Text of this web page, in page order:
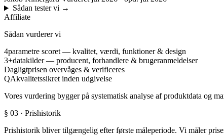
Sådan tester vi →
Affiliate
Sådan vurderer vi
4parametre scoret — kvalitet, værdi, funktioner & design
3+datakilder — producent, forhandlere & brugeranmeldelser
Dagligtprisen overvåges & verificeres
QAkvalitetssikret inden udgivelse
Vores vurdering bygger på systematisk analyse af produktdata og
§ 03 · Prishistorik
Prishistorik bliver tilgængelig efter første måleperiode. Vi måler